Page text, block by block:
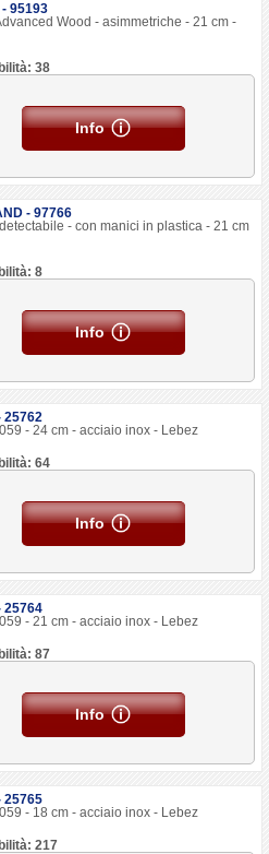
- 95193
Wood - asimmetriche - 21 cm -
38
Info
- 97766
- con manici in plastica - 21 cm
8
Info
25762
- 24 cm - acciaio inox - Lebez
64
Info
25764
- 21 cm - acciaio inox - Lebez
87
Info
25765
- 18 cm - acciaio inox - Lebez
217